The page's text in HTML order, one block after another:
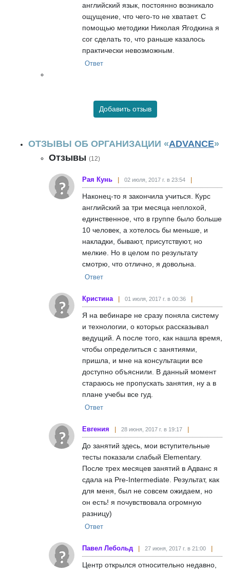
английский язык, постоянно возникало
ощущение, что чего-то не хватает. С
помощью методики Николая Ягодкина я
сог сделать то, что раньше казалось
практически невозможным.
Ответ
Добавить отзыв
ОТЗЫВЫ ОБ ОРГАНИЗАЦИИ «ADVANCE»
Отзывы (12)
Рая Кунь 02 июля, 2017 г. в 23:54
Наконец-то я закончила учиться. Курс
английский за три месяца неплохой,
единственное, что в группе было больше
10 человек, а хотелось бы меньше, и
накладки, бывают, присутствуют, но
мелкие. Но в целом по результату
смотрю, что отлично, я довольна.
Ответ
Кристина 01 июля, 2017 г. в 00:36
Я на вебинаре не сразу поняла систему
и технологии, о которых рассказывал
ведущий. А после того, как нашла время,
чтобы определиться с занятиями,
пришла, и мне на консультации все
доступно объяснили. В данный момент
стараюсь не пропускать занятия, ну а в
плане учебы все гуд.
Ответ
Евгения 28 июня, 2017 г. в 19:17
До занятий здесь, мои вступительные
тесты показали слабый Elementary.
После трех месяцев занятий в Адванс я
сдала на Pre-Intermediate. Результат, как
для меня, был не совсем ожидаем, но
он есть! я почувствовала огромную
разницу)
Ответ
Павел Лебольд 27 июня, 2017 г. в 21:00
Центр открылся относительно недавно,